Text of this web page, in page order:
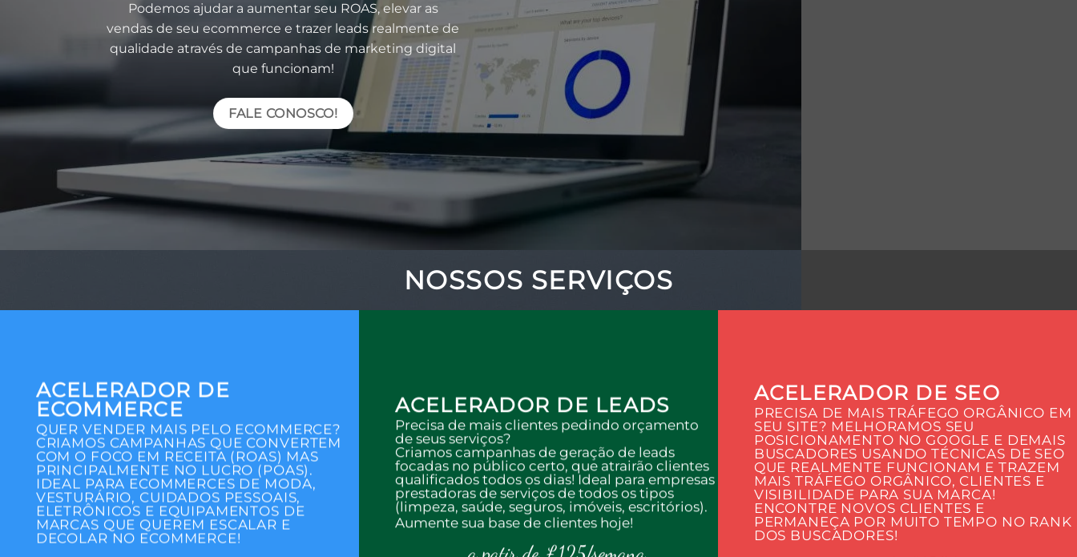
Podemos ajudar a aumentar seu ROAS, elevar as
vendas de seu ecommerce e trazer leads realmente de
qualidade através de campanhas de marketing digital
que funcionam!
FALE CONOSCO!
NOSSOS SERVIÇOS
ACELERADOR DE
ECOMMERCE
QUER VENDER MAIS PELO ECOMMERCE?
CRIAMOS CAMPANHAS QUE CONVERTEM
COM O FOCO EM RECEITA (ROAS) MAS
PRINCIPALMENTE NO LUCRO (POAS).
IDEAL PARA ECOMMERCES DE MODA,
VESTURÁRIO, CUIDADOS PESSOAIS,
ELETRÔNICOS E EQUIPAMENTOS DE
MARCAS QUE QUEREM ESCALAR E
DECOLAR NO ECOMMERCE!
ACELERADOR DE LEADS
Precisa de mais clientes pedindo orçamento
de seus serviços?
Criamos campanhas de geração de leads
focadas no público certo, que atrairão clientes
qualificados todos os dias! Ideal para empresas
prestadoras de serviços de todos os tipos
(limpeza, saúde, seguros, imóveis, escritórios).
Aumente sua base de clientes hoje!
ACELERADOR DE SEO
PRECISA DE MAIS TRÁFEGO ORGÂNICO EM
SEU SITE? MELHORAMOS SEU
POSICIONAMENTO NO GOOGLE E DEMAIS
BUSCADORES USANDO TÉCNICAS DE SEO
QUE REALMENTE FUNCIONAM E TRAZEM
MAIS TRÁFEGO ORGÂNICO, CLIENTES E
VISIBILIDADE PARA SUA MARCA!
ENCONTRE NOVOS CLIENTES E
PERMANEÇA POR MUITO TEMPO NO RANK
DOS BUSCADORES!